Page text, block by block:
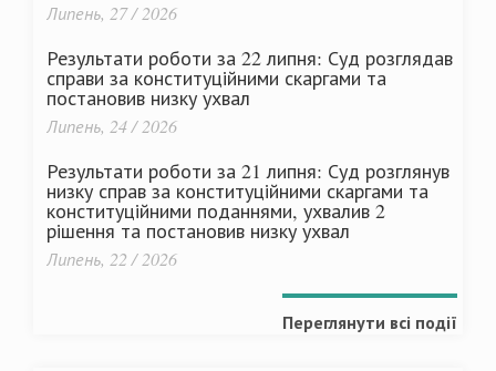
Липень, 27 / 2026
Результати роботи за 22 липня: Суд розглядав
справи за конституційними скаргами та
постановив низку ухвал
Липень, 24 / 2026
Результати роботи за 21 липня: Суд розглянув
низку справ за конституційними скаргами та
конституційними поданнями, ухвалив 2
рішення та постановив низку ухвал
Липень, 22 / 2026
Переглянути всі події